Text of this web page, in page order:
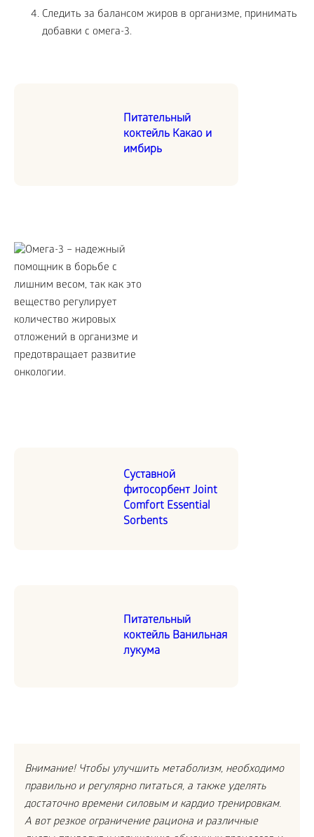
Следить за балансом жиров в организме, принимать
добавки с омега-3.
Питательный
коктейль Какао и
имбирь
Суставной
фитосорбент Joint
Comfort Essential
Sorbents
Питательный
коктейль Ванильная
лукума
Внимание! Чтобы улучшить метаболизм, необходимо
правильно и регулярно питаться, а также уделять
достаточно времени силовым и кардио тренировкам.
А вот резкое ограничение рациона и различные